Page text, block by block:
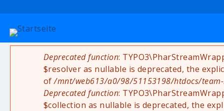
Fehlermeldung
Deprecated function:
$resolver as nullable is deprecated, the
of/mnt/web613/a0/98/51153198/htdocs/
Deprecated function:
$collection as nullable is deprecated, the